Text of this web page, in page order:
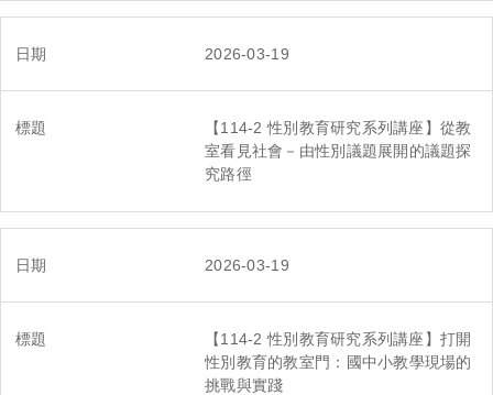
友善安全校園空間
2026-03-19
【114-2 性別教育研究系列講座】從教
室看見社會－由性別議題展開的議題探
究路徑
2026-03-19
【114-2 性別教育研究系列講座】打開
性別教育的教室門：國中小教學現場的
挑戰與實踐